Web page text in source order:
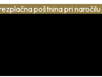
poštnina pri